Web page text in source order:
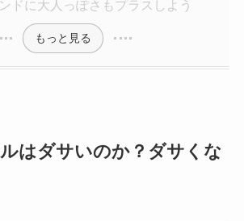
ドに大人っぽさもプラスしよう
もっと見る
はダサいのか？ダサくな